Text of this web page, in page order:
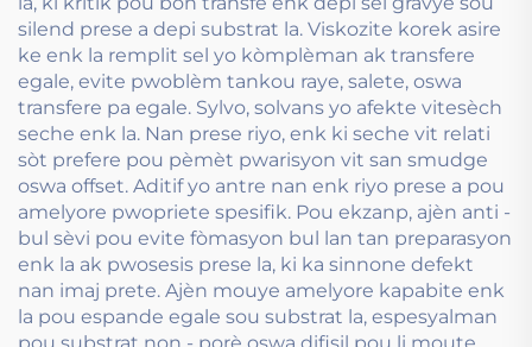
silend prese a depi substrat la. Viskozite korek asire
ke enk la remplit sel yo kòmplèman ak transfere
egale, evite pwoblèm tankou raye, salete, oswa
transfere pa egale. Sylvo, solvans yo afekte vitesèch
seche enk la. Nan prese riyo, enk ki seche vit relati
sòt prefere pou pèmèt pwarisyon vit san smudge
oswa offset. Aditif yo antre nan enk riyo prese a pou
amelyore pwopriete spesifik. Pou ekzanp, ajèn anti -
bul sèvi pou evite fòmasyon bul lan tan preparasyon
enk la ak pwosesis prese la, ki ka sinnone defekt
nan imaj prete. Ajèn mouye amelyore kapabite enk
la pou espande egale sou substrat la, espesyalman